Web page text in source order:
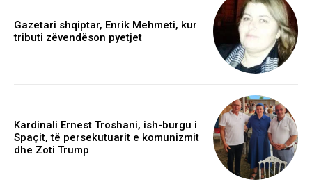
Gazetari shqiptar, Enrik Mehmeti, kur
tributi zëvendëson pyetjet
Kardinali Ernest Troshani, ish-burgu i
Spaçit, të persekutuarit e komunizmit
dhe Zoti Trump